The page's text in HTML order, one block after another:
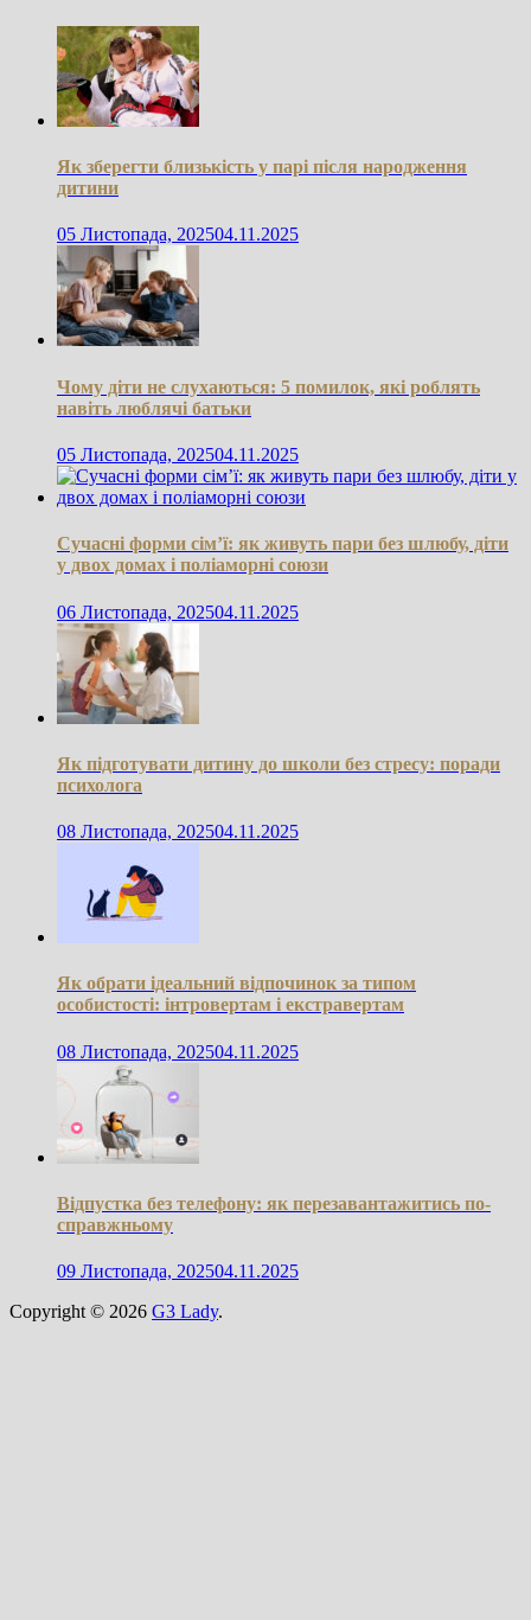
Як зберегти близькість у парі після народження
дитини
05 Листопада, 202504.11.2025
Чому діти не слухаються: 5 помилок, які роблять
навіть люблячі батьки
05 Листопада, 202504.11.2025
Сучасні форми сім’ї: як живуть пари без шлюбу, діти
у двох домах і поліаморні союзи
06 Листопада, 202504.11.2025
Як підготувати дитину до школи без стресу: поради
психолога
08 Листопада, 202504.11.2025
Як обрати ідеальний відпочинок за типом
особистості: інтровертам і екстравертам
08 Листопада, 202504.11.2025
Відпустка без телефону: як перезавантажитись по-
справжньому
09 Листопада, 202504.11.2025
Copyright © 2026 G3 Lady.